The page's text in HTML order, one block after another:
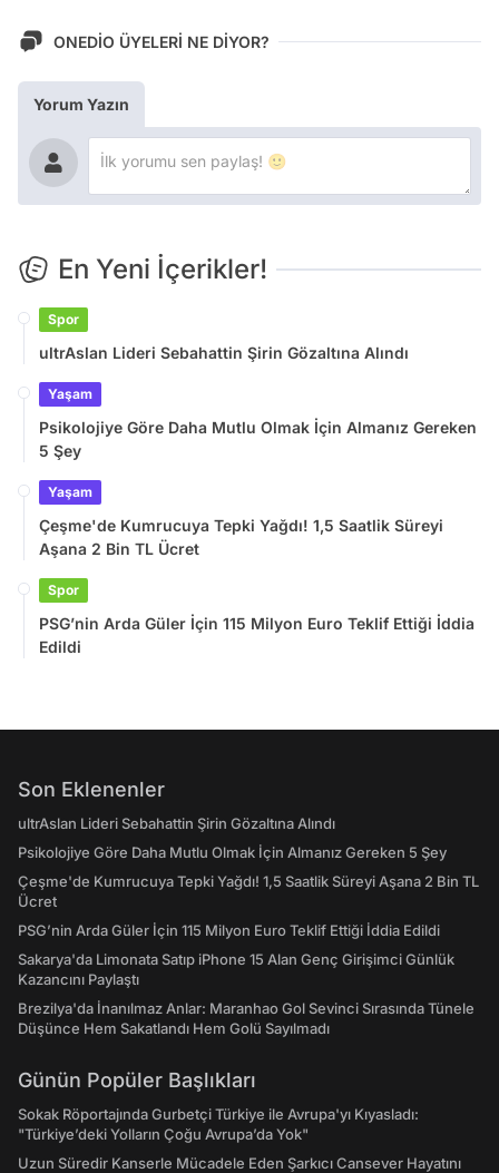
ONEDİO ÜYELERİ NE DİYOR?
Yorum Yazın
En Yeni İçerikler!
Spor
ultrAslan Lideri Sebahattin Şirin Gözaltına Alındı
Yaşam
Psikolojiye Göre Daha Mutlu Olmak İçin Almanız Gereken
5 Şey
Yaşam
Çeşme'de Kumrucuya Tepki Yağdı! 1,5 Saatlik Süreyi
Aşana 2 Bin TL Ücret
Spor
PSG’nin Arda Güler İçin 115 Milyon Euro Teklif Ettiği İddia
Edildi
Son Eklenenler
ultrAslan Lideri Sebahattin Şirin Gözaltına Alındı
Psikolojiye Göre Daha Mutlu Olmak İçin Almanız Gereken 5 Şey
Çeşme'de Kumrucuya Tepki Yağdı! 1,5 Saatlik Süreyi Aşana 2 Bin TL
Ücret
PSG’nin Arda Güler İçin 115 Milyon Euro Teklif Ettiği İddia Edildi
Sakarya'da Limonata Satıp iPhone 15 Alan Genç Girişimci Günlük
Kazancını Paylaştı
Brezilya'da İnanılmaz Anlar: Maranhao Gol Sevinci Sırasında Tünele
Düşünce Hem Sakatlandı Hem Golü Sayılmadı
Günün Popüler Başlıkları
Sokak Röportajında Gurbetçi Türkiye ile Avrupa'yı Kıyasladı:
"Türkiye’deki Yolların Çoğu Avrupa’da Yok"
Uzun Süredir Kanserle Mücadele Eden Şarkıcı Cansever Hayatını